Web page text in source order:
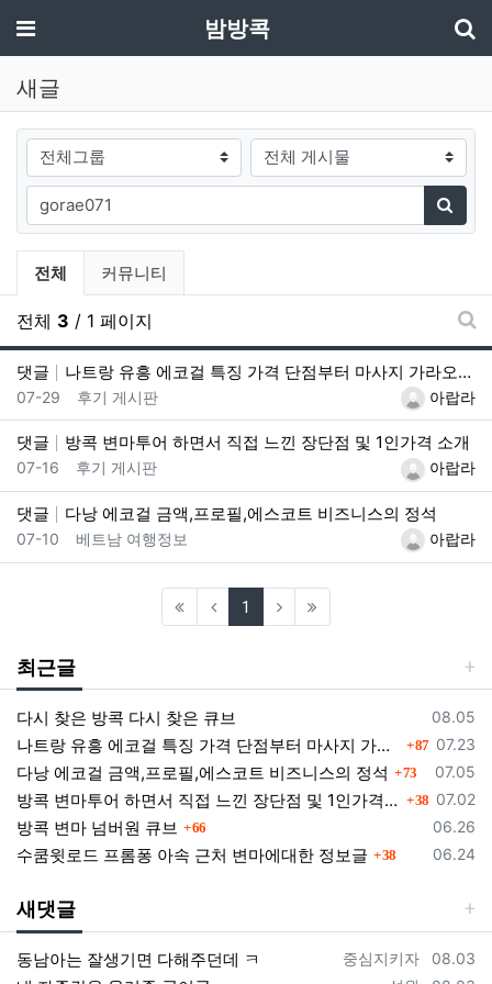
메뉴 밤방콕
새글
게시판그룹 검색대상
검색어 필수
검색
전체게시물 그룹 목록
전체 커뮤니티
전체 3 / 1 페이지
새
댓글
나트랑 유흥 에코걸 특징 가격 단점부터 마사지 가라오케 알아보기
등록자아랍라
등록일
07-29 후기 게시판
댓글 방콕 변마투어 하면서 직접 느낀 장단점 및 1인가격 소개
등록자아랍라
등록일
07-16 후기 게시판
댓글 다낭 에코걸 금액,프로필,에스코트 비즈니스의 정석
등록자아랍라
등록일
07-10 베트남 여행정보
1 (current)
최근글
등록일
08.05
다시 찾은 방콕 다시 찾은 큐브
등록일
07.23
나트랑 유흥 에코걸 특징 가격 단점부터 마사지 가라오케 알아보기 댓글
87
등록일
07.05
다낭 에코걸 금액,프로필,에스코트 비즈니스의 정석 73
등록일
07.02
방콕 변마투어 하면서 직접 느낀 장단점 및 1인가격 소개 댓글
38
등록일
06.26
방콕 변마 넘버원 큐브 66
등록일
06.24
수쿰윗로드 프롬퐁 아속 근처 변마에대한 정보글 38
새댓글
등록자
중심지키자 등록일
08.03
동남아는 잘생기면 다해주던데 ㅋ